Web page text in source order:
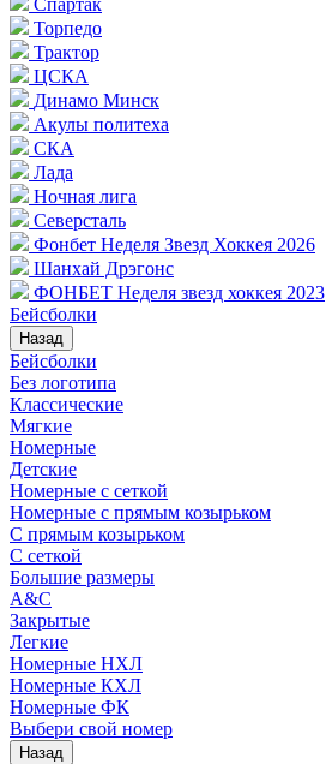
Спартак
Торпедо
Трактор
ЦСКА
Динамо Минск
Акулы политеха
СКА
Лада
Ночная лига
Северсталь
Фонбет Неделя Звезд Хоккея 2026
Шанхай Дрэгонс
ФОНБЕТ Неделя звезд хоккея 2023
Бейсболки
Назад
Бейсболки
Без логотипа
Классические
Мягкие
Номерные
Детские
Номерные с сеткой
Номерные с прямым козырьком
С прямым козырьком
С сеткой
Большие размеры
A&C
Закрытые
Легкие
Номерные НХЛ
Номерные КХЛ
Номерные ФК
Выбери свой номер
Назад